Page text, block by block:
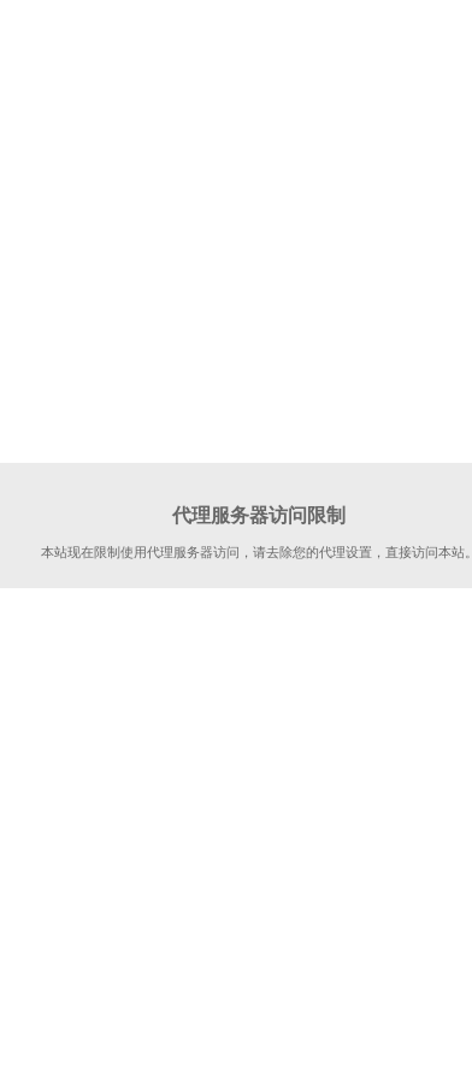
代理服务器访问限制
本站现在限制使用代理服务器访问，请去除您的代理设置，直接访问本站。